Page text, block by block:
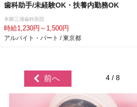
歯科助手/未経験OK・扶養内勤務OK
本郷三浦歯科医院
時給1,230円～1,500円
アルバイト・パート / 東京都
前へ 4 / 8